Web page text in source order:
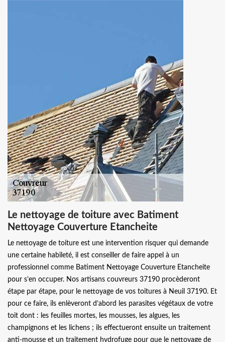
Le nettoyage de toiture avec Batiment
Nettoyage Couverture Etancheite
Le nettoyage de toiture est une intervention risquer qui demande
une certaine habileté, il est conseiller de faire appel à un
professionnel comme Batiment Nettoyage Couverture Etancheite
pour s’en occuper. Nos artisans couvreurs 37190 procèderont
étape par étape, pour le nettoyage de vos toitures à Neuil 37190. Et
pour ce faire, ils enlèveront d’abord les parasites végétaux de votre
toit dont : les feuilles mortes, les mousses, les algues, les
champignons et les lichens ; ils effectueront ensuite un traitement
anti-mousse et un traitement hydrofuge pour que le nettoyage de